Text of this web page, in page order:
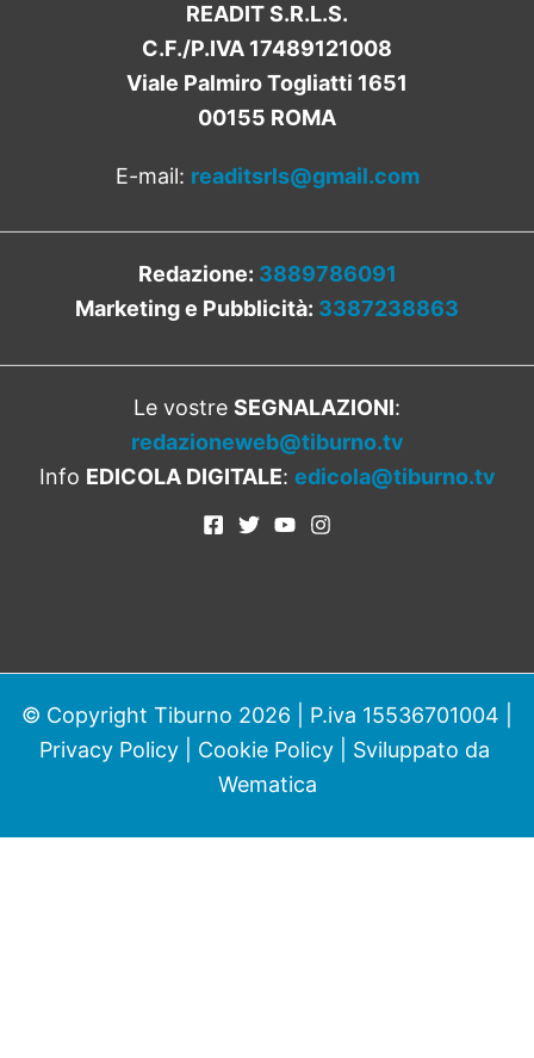
READIT S.R.L.S.
C.F./P.IVA 17489121008
Viale Palmiro Togliatti 1651
00155 ROMA
E-mail: readitsrls@gmail.com
Redazione: 3889786091
Marketing e Pubblicità: 3387238863
Le vostre SEGNALAZIONI:
redazioneweb@tiburno.tv
Info EDICOLA DIGITALE: edicola@tiburno.tv
© Copyright Tiburno 2026 | P.iva 15536701004 |
Privacy Policy| Cookie Policy| Sviluppato da
Wematica